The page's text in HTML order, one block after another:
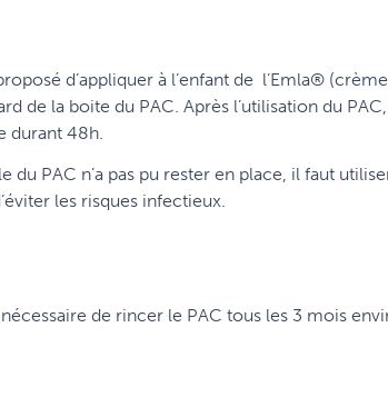
d’appliquer à l’enfant de l’Emla® (crème
de la boite du PAC. Après l’utilisation du
durant 48h.
du PAC n’a pas pu rester en place, il faut
les risques infectieux.
de rincer le PAC tous les 3 mois